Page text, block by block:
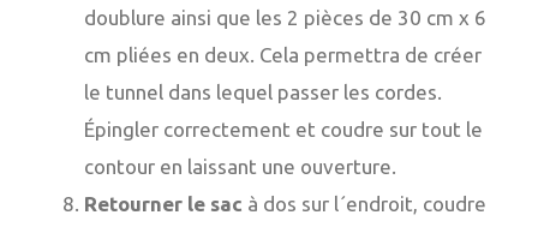
doublure ainsi que les 2 pièces de 30 cm x 6
cm pliées en deux. Cela permettra de créer
le tunnel dans lequel passer les cordes.
Épingler correctement et coudre sur tout le
contour en laissant une ouverture.
Retourner le sac à dos sur l´endroit, coudre